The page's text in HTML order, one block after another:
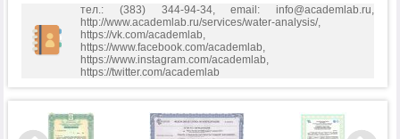
тел.: (383) 344-94-34, email: info@academlab.ru,
http://www.academlab.ru/services/water-analysis/,
https://vk.com/academlab,
https://www.facebook.com/academlab,
https://www.instagram.com/academlab,
https://twitter.com/academlab